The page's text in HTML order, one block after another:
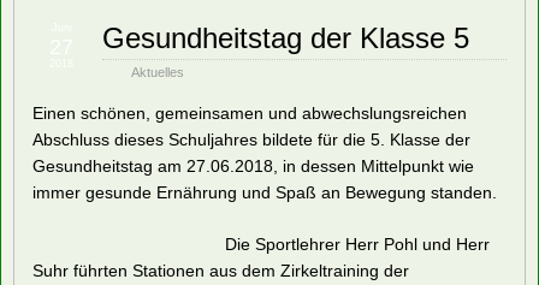
Fröbel"
Oberweißbach
Gesundheitstag der Klasse 5
Aktuelles
27
Einen schönen, gemeinsamen und abwechslungsreichen
Abschluss dieses Schuljahres bildete für die 5. Klasse der
Gesundheitstag am 27.06.2018, in dessen Mittelpunkt wie
immer gesunde Ernährung und Spaß an Bewegung standen.
Die Sportlehrer Herr Pohl und Herr
Suhr führten Stationen aus dem Zirkeltraining der